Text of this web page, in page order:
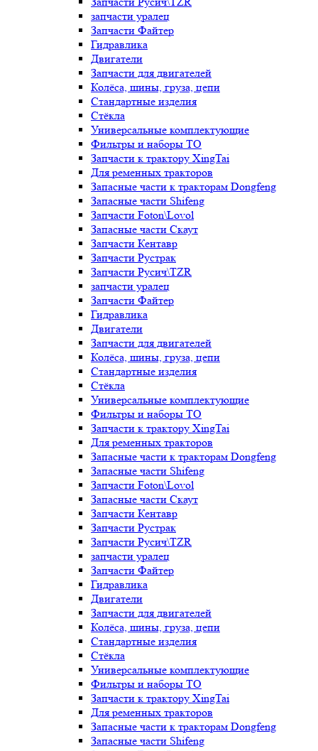
запчасти уралец
Запчасти Файтер
Гидравлика
Двигатели
Запчасти для двигателей
Колёса, шины, груза, цепи
Стандартные изделия
Стёкла
Универсальные комплектующие
Фильтры и наборы ТО
Запчасти к трактору XingTai
Для ременных тракторов
Запасные части к тракторам Dongfeng
Запасные части Shifeng
Запчасти Foton\Lovol
Запасные части Скаут
Запчасти Кентавр
Запчасти Рустрак
Запчасти Русич\TZR
запчасти уралец
Запчасти Файтер
Гидравлика
Двигатели
Запчасти для двигателей
Колёса, шины, груза, цепи
Стандартные изделия
Стёкла
Универсальные комплектующие
Фильтры и наборы ТО
Запчасти к трактору XingTai
Для ременных тракторов
Запасные части к тракторам Dongfeng
Запасные части Shifeng
Запчасти Foton\Lovol
Запасные части Скаут
Запчасти Кентавр
Запчасти Рустрак
Запчасти Русич\TZR
запчасти уралец
Запчасти Файтер
Гидравлика
Двигатели
Запчасти для двигателей
Колёса, шины, груза, цепи
Стандартные изделия
Стёкла
Универсальные комплектующие
Фильтры и наборы ТО
Запчасти к трактору XingTai
Для ременных тракторов
Запасные части к тракторам Dongfeng
Запасные части Shifeng